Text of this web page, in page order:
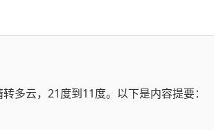
多云，21度到11度。以下是内容提要：